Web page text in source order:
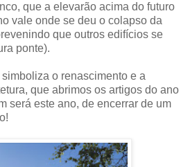
que a elevarão acima do futuro
vale onde se deu o colapso da
que outros edifícios se
ponte).
o renascimento e a
que abrimos os artigos do ano
será este ano, de encerrar de um